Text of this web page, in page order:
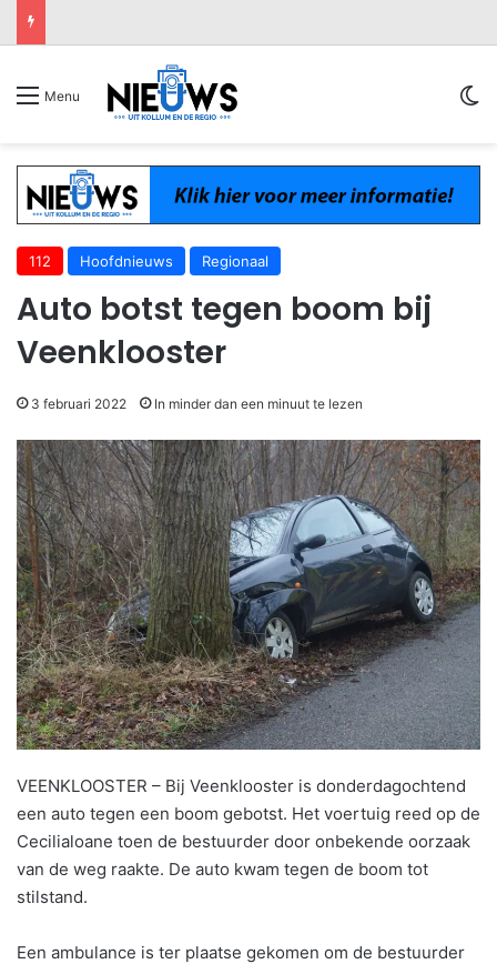
Menu
112 Hoofdnieuws Regionaal
Auto botst tegen boom bij
Veenklooster
3 februari 2022 In minder dan een minuut te lezen
VEENKLOOSTER – Bij Veenklooster is donderdagochtend
een auto tegen een boom gebotst. Het voertuig reed op de
Cecilialoane toen de bestuurder door onbekende oorzaak
van de weg raakte. De auto kwam tegen de boom tot
stilstand.
Een ambulance is ter plaatse gekomen om de bestuurder